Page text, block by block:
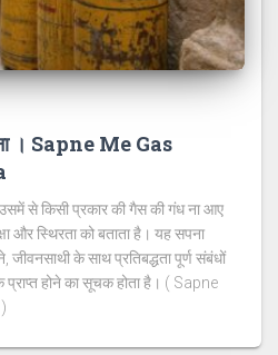
। Sapne Me Gas
से किसी प्रकार की गैस की गंध ना आए
और स्थिरता को बताता है। यह सपना
जीवनसाथी के साथ प्रतिबद्धता पूर्ण संबंधों
होने का सूचक होता है। ( Sapne